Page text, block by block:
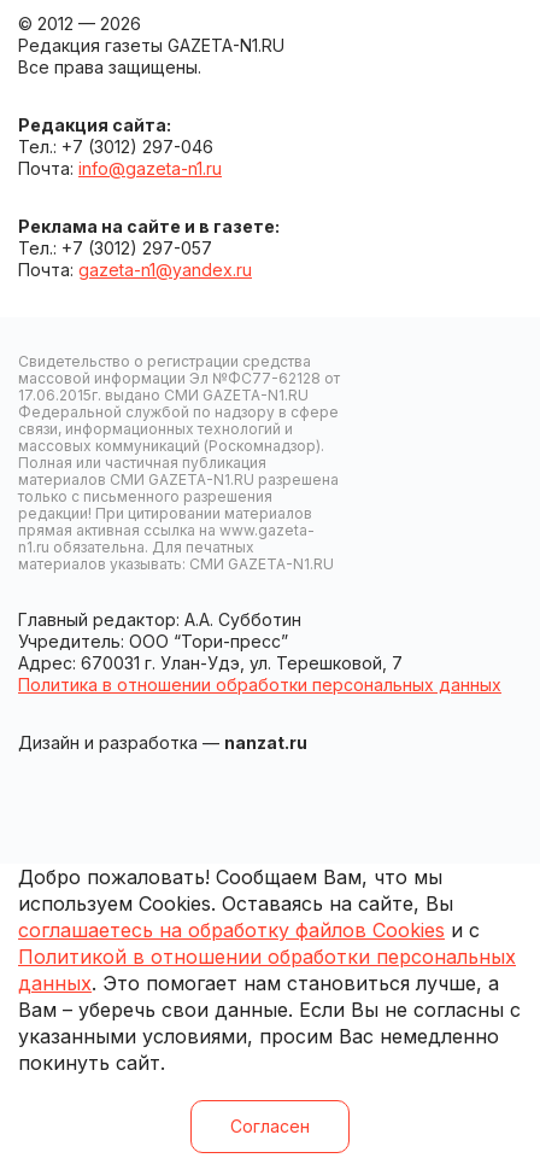
© 2012 — 2026
Редакция газеты GAZETA-N1.RU
Все права защищены.
Редакция сайта:
Тел.: +7 (3012) 297-046
Почта: info@gazeta-n1.ru
Реклама на сайте и в газете:
Тел.: +7 (3012) 297-057
Почта: gazeta-n1@yandex.ru
Свидетельство о регистрации средства
массовой информации Эл №ФС77-62128 от
17.06.2015г. выдано СМИ GAZETA-N1.RU
Федеральной службой по надзору в сфере
связи, информационных технологий и
массовых коммуникаций (Роскомнадзор).
Полная или частичная публикация
материалов СМИ GAZETA-N1.RU разрешена
только с письменного разрешения
редакции! При цитировании материалов
прямая активная ссылка на www.gazeta-
n1.ru обязательна. Для печатных
материалов указывать: СМИ GAZETA-N1.RU
Главный редактор: А.А. Субботин
Учредитель: ООО “Тори-пресс”
Адрес: 670031 г. Улан-Удэ, ул. Терешковой, 7
Политика в отношении обработки персональных данных
Дизайн и разработка — nanzat.ru
Добро пожаловать! Сообщаем Вам, что мы
используем Cookies. Оставаясь на сайте, Вы
соглашаетесь на обработку файлов Cookies и с
Политикой в отношении обработки персональных
данных. Это помогает нам становиться лучше, а
Вам – уберечь свои данные. Если Вы не согласны с
указанными условиями, просим Вас немедленно
покинуть сайт.
Согласен